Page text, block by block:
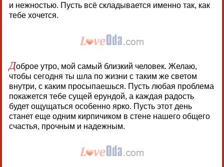
и нежностью. Пусть всё складывается именно так, как
тебе хочется.
Доброе утро, мой самый близкий человек. Желаю,
чтобы сегодня ты шла по жизни с таким же светом
внутри, с каким просыпаешься. Пусть любая проблема
покажется тебе сущей ерундой, а каждая радость
будет ощущаться особенно ярко. Пусть этот день
станет еще одним кирпичиком в стене нашего общего
счастья, прочным и надежным.